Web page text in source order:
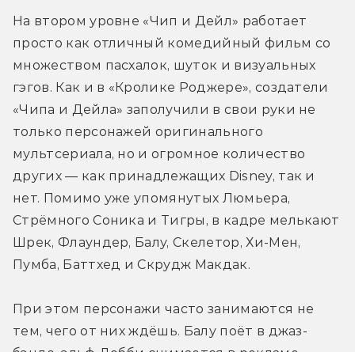
На втором уровне «Чип и Дейл» работает
просто как отличный комедийный фильм со
множеством пасхалок, шуток и визуальных
гэгов. Как и в «Кролике Роджере», создатели
«Чипа и Дейла» заполучили в свои руки не
только персонажей оригинального
мультсериала, но и огромное количество
других — как принадлежащих Disney, так и
нет. Помимо уже упомянутых Люмьера,
Стрёмного Соника и Тигры, в кадре мелькают
Шрек, Флаундер, Балу, Скелетор, Хи-Мен,
Пумба, Баттхед и Скрудж Макдак.
При этом персонажи часто занимаются не
тем, чего от них ждёшь. Балу поёт в джаз-